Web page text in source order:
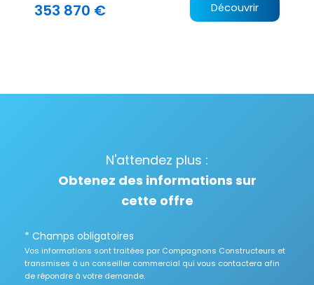
353 870 € Découvrir
N'attendez plus :
Obtenez des informations sur
cette offre
* Champs obligatoires
Vos informations sont traitées par Compagnons Constructeurs et
transmises à un conseiller commercial qui vous contactera afin
de répondre à votre demande.